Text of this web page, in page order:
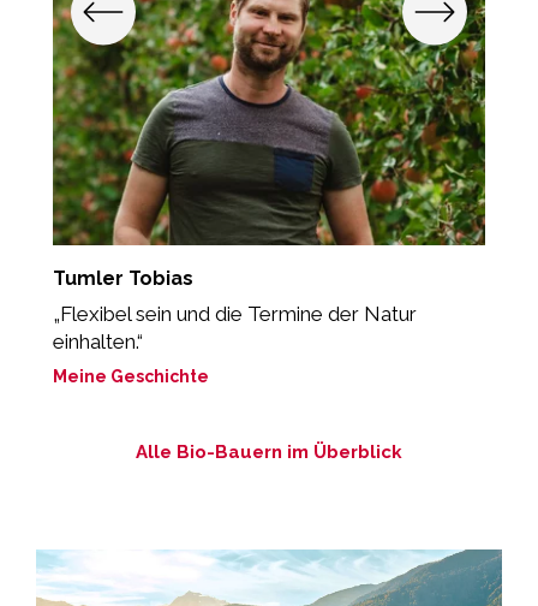
Tumler Tobias
„Flexibel sein und die Termine der Natur
einhalten.“
Meine Geschichte
Alle Bio-Bauern im Überblick